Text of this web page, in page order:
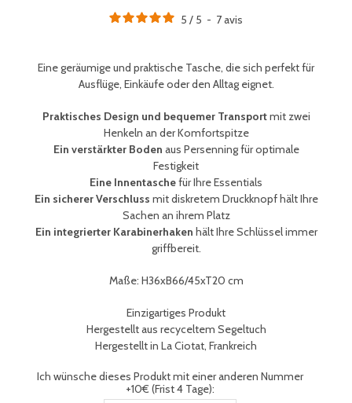
5 / 5 - 7avis
Eine geräumige und praktische Tasche, die sich perfekt für
Ausflüge, Einkäufe oder den Alltag eignet.
Praktisches Design und bequemer Transportmit zwei
Henkeln an der Komfortspitze
Ein verstärkter Boden aus Persenning für optimale
Festigkeit
Eine Innentaschefür Ihre Essentials
Ein sicherer Verschluss mit diskretem Druckknopf hält Ihre
Sachen an ihrem Platz
Ein integrierter Karabinerhaken hält IhreSchlüssel immer
griffbereit.
Maße: H36xB66/45xT20 cm
Einzigartiges Produkt
Hergestellt aus recyceltem Segeltuch
Hergestellt in La Ciotat, Frankreich
Ich wünsche dieses Produkt mit einer anderen Nummer
+10€ (Frist 4 Tage):